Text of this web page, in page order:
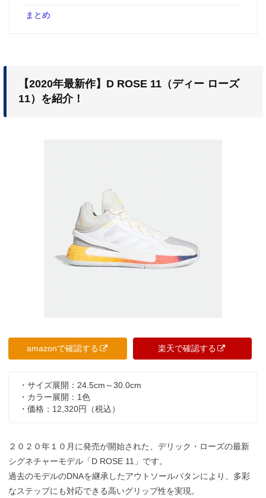
まとめ
【2020年最新作】D ROSE 11（ディー ローズ
11）を紹介！
amazonで確認する 楽天で確認する
・サイズ展開：24.5cm～30.0cm
・カラー展開：1色
・価格：12,320円（税込）
２０２０年１０月に発売が開始された、デリック・ローズの最新
シグネチャーモデル「D ROSE 11」です。
過去のモデルのDNAを継承したアウトソールパタンにより、多彩
なステップにも対応できる高いグリップ性を実現。